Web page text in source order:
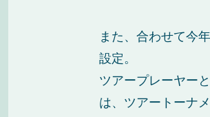
また、合わせて今
設定。
ツアープレーヤー
は、ツアートーナ